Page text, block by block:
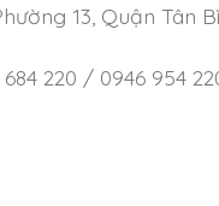
13, Quận Tân
220 / 0946 954